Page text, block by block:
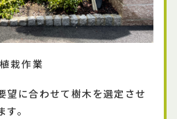
植栽作業
望に合わせて樹木を選定させ
。